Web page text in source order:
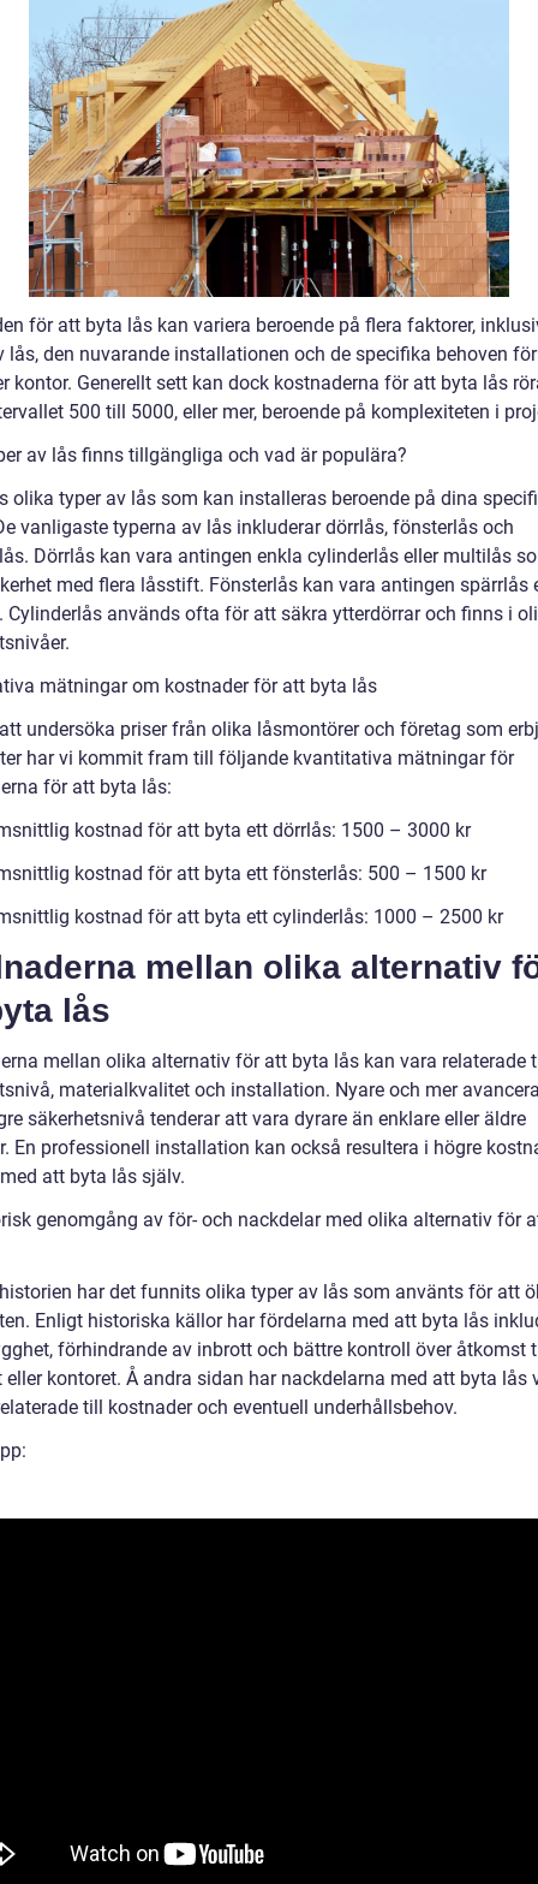
för att byta lås kan variera beroende på flera faktorer,
lås, den nuvarande installationen och de specifika behoven
kontor. Generellt sett kan dock kostnaderna för att byta lås
500 till 5000, eller mer, beroende på komplexiteten i
av lås finns tillgängliga och vad är populära?
olika typer av lås som kan installeras beroende på dina
vanligaste typerna av lås inkluderar dörrlås, fönsterlås och
Dörrlås kan vara antingen enkla cylinderlås eller multilås
med flera låsstift. Fönsterlås kan vara antingen spärrlås
Cylinderlås används ofta för att säkra ytterdörrar och finns i
mätningar om kostnader för att byta lås
undersöka priser från olika låsmontörer och företag som
har vi kommit fram till följande kvantitativa mätningar för
för att byta lås:
kostnad för att byta ett dörrlås: 1500 – 3000 kr
kostnad för att byta ett fönsterlås: 500 – 1500 kr
kostnad för att byta ett cylinderlås: 1000 – 2500 kr
mellan olika alternativ
lås
mellan olika alternativ för att byta lås kan vara relaterade
materialkvalitet och installation. Nyare och mer
säkerhetsnivå tenderar att vara dyrare än enklare eller äldre
En professionell installation kan också resultera i högre
att byta lås själv.
genomgång av för- och nackdelar med olika alternativ för
har det funnits olika typer av lås som använts för att
Enligt historiska källor har fördelarna med att byta lås
förhindrande av inbrott och bättre kontroll över åtkomst
eller kontoret. Å andra sidan har nackdelarna med att byta lås
till kostnader och eventuell underhållsbehov.